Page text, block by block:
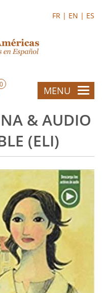
FR | EN | ES
0
MENU
& AUDIO
(ELI)